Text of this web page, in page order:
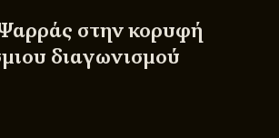
στην κορυφή
διαγωνισμού